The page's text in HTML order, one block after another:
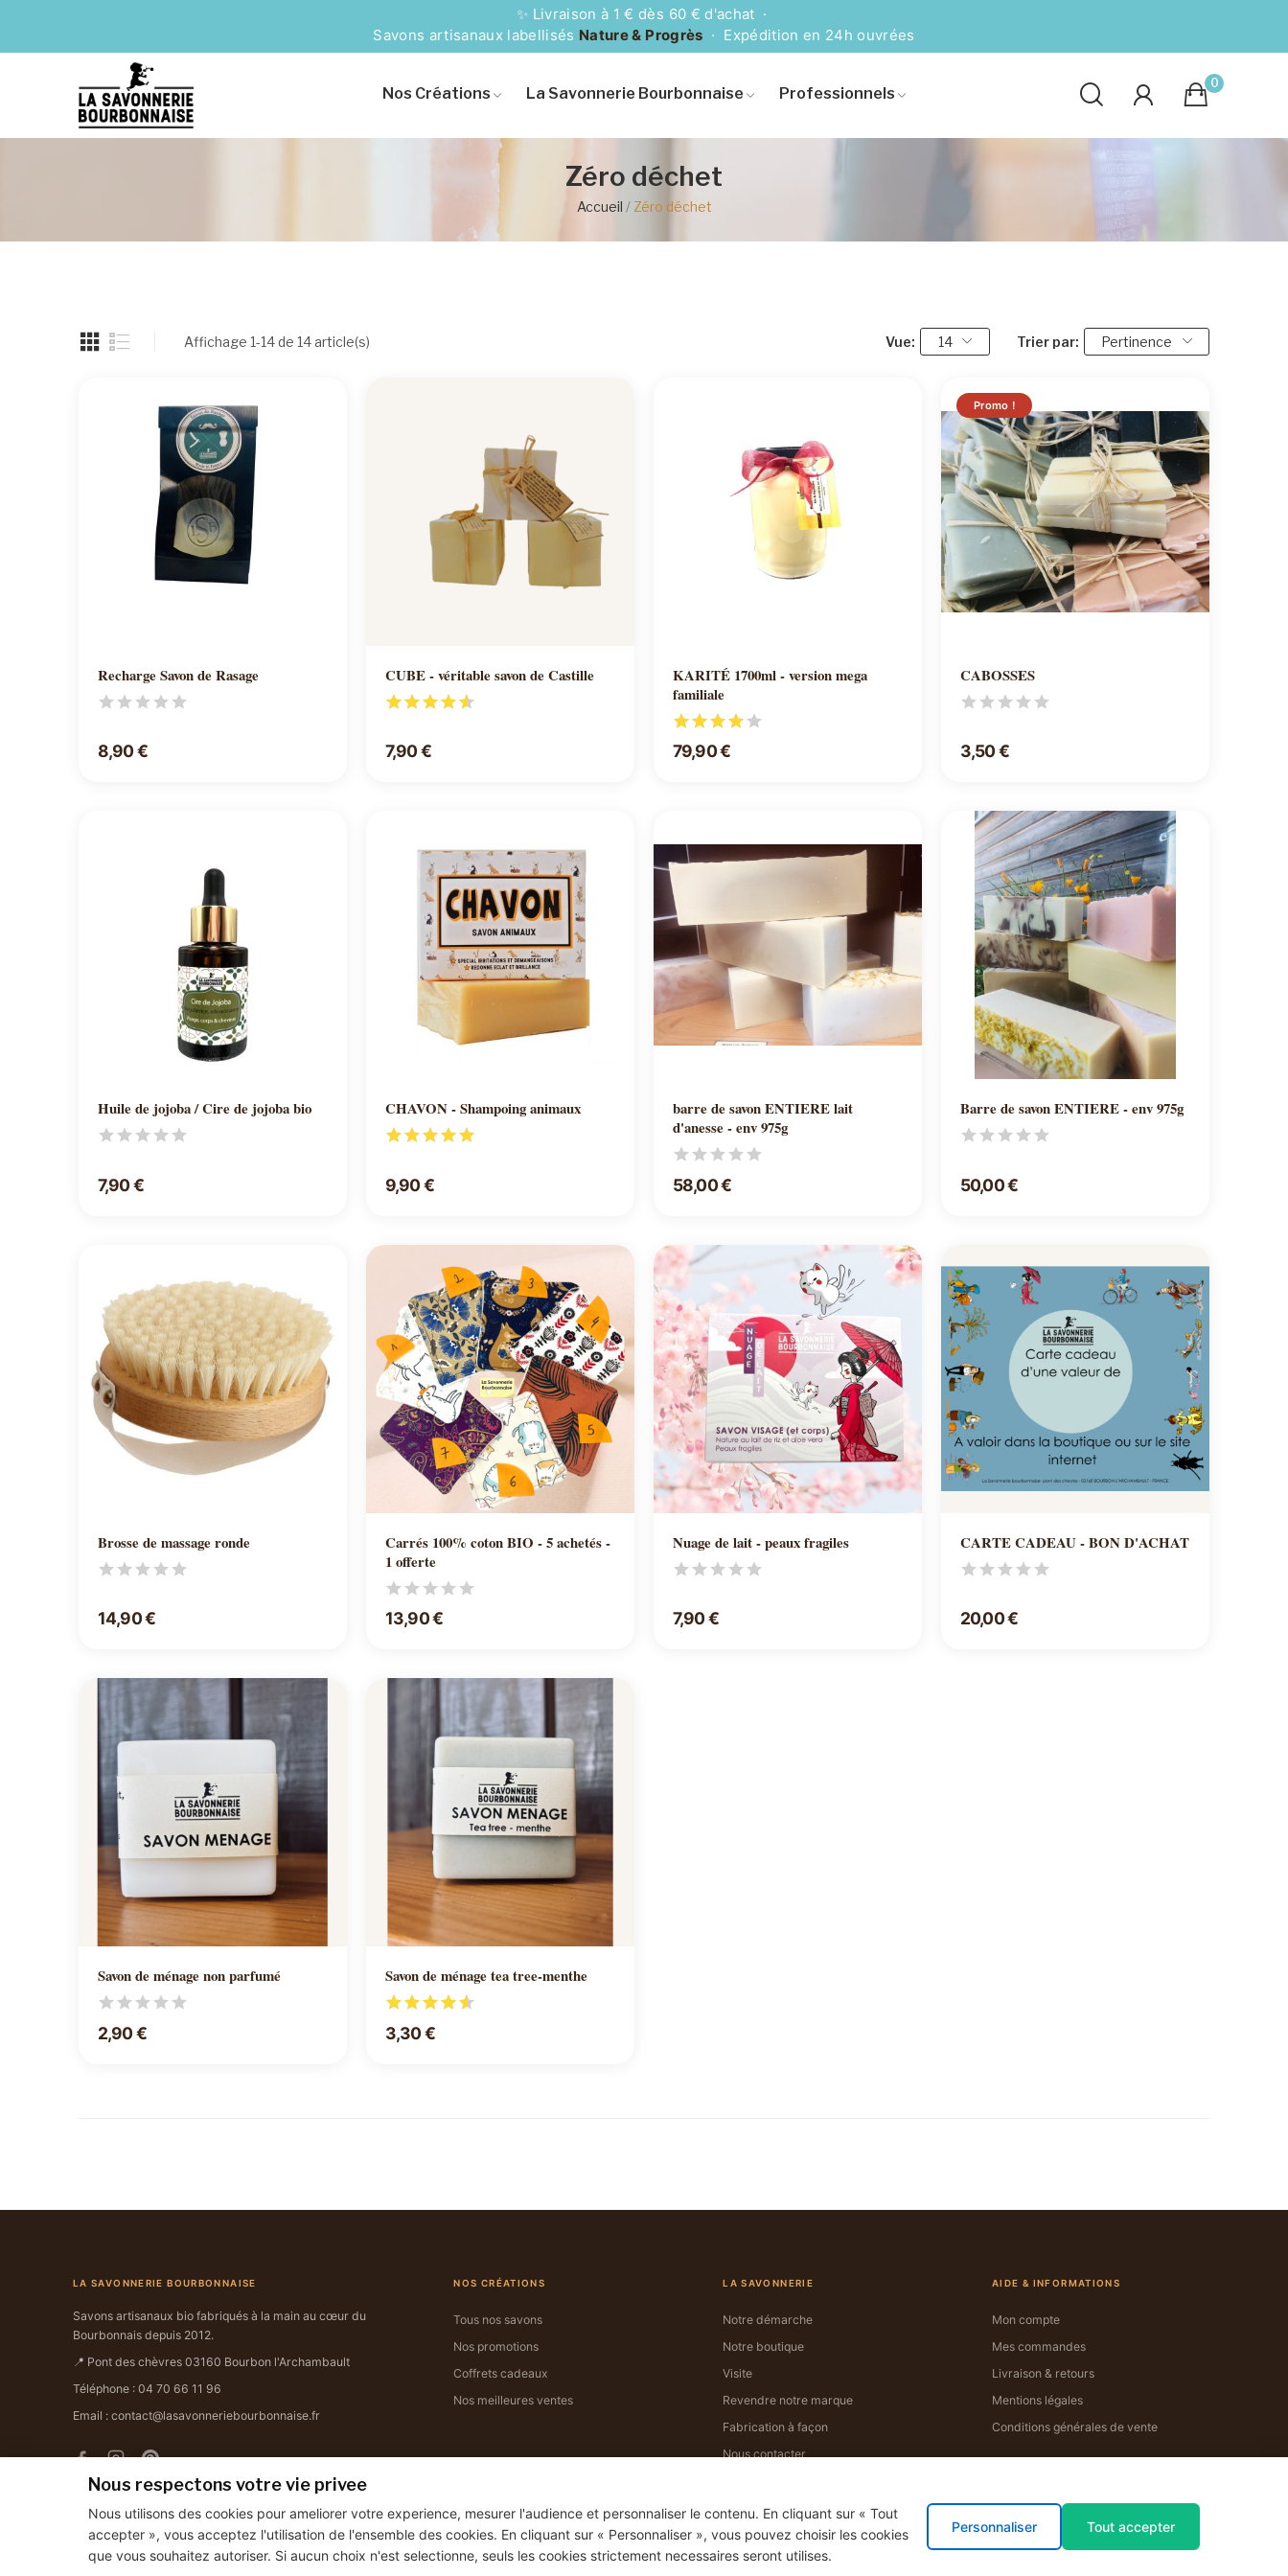
✨ Livraison à 1 € dès 60 € d'achat ·
Savons artisanaux labellisés Nature & Progrès · Expédition en 24h ouvrées
Nos Créations La Savonnerie Bourbonnaise Professionnels
0
Zéro déchet
Accueil Zéro déchet
Affichage 1-14 de 14 article(s) Vue: 14 Trier par: Pertinence
Recharge Savon de Rasage
8,90 €
CUBE - véritable savon de Castille
7,90 €
KARITÉ 1700ml - version mega
familiale
79,90 €
Promo !
CABOSSES
3,50 €
Ajouter au panier
Huile de jojoba / Cire de jojoba bio
7,90 €
CHAVON - Shampoing animaux
9,90 €
barre de savon ENTIERE lait
d'anesse - env 975g
58,00 €
Ajouter au panier
Barre de savon ENTIERE - env 975g
50,00 €
Brosse de massage ronde
14,90 €
Ajouter au panier
Carrés 100% coton BIO - 5 achetés -
1 offerte
13,90 €
Ajouter au panier
Nuage de lait - peaux fragiles
7,90 €
Ajouter au panier
CARTE CADEAU - BON D'ACHAT
20,00 €
Ajouter au panier
Savon de ménage non parfumé
2,90 €
Savon de ménage tea tree-menthe
3,30 €
LA SAVONNERIE BOURBONNAISE
Savons artisanaux bio fabriqués à la main au cœur du
Bourbonnais depuis 2012.
📍 Pont des chèvres 03160 Bourbon l'Archambault
Téléphone : 04 70 66 11 96
Email : contact@lasavonneriebourbonnaise.fr
NOS CRÉATIONS
Tous nos savons
Nos promotions
Coffrets cadeaux
Nos meilleures ventes
LA SAVONNERIE
Notre démarche
Notre boutique
Visite
Revendre notre marque
Fabrication à façon
Nous contacter
AIDE & INFORMATIONS
Mon compte
Mes commandes
Livraison & retours
Mentions légales
Conditions générales de vente
© 2026 La Savonnerie Bourbonnaise · Tous droits réservés
Nous respectons votre vie privee
Nous utilisons des cookies pour ameliorer votre experience, mesurer l'audience et personnaliser le contenu. En cliquant sur « Tout
accepter », vous acceptez l'utilisation de l'ensemble des cookies. En cliquant sur « Personnaliser », vous pouvez choisir les cookies
que vous souhaitez autoriser. Si aucun choix n'est selectionne, seuls les cookies strictement necessaires seront utilises.
Personnaliser Tout accepter